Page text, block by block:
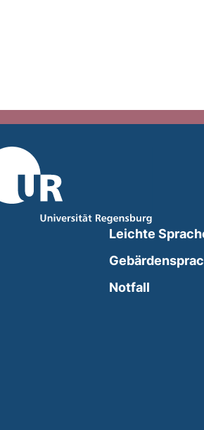
link, opens in a new window)
Leichte
Notfall